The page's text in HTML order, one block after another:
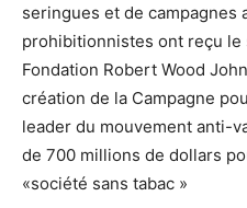
seringues et de campagnes
prohibitionnistes ont reçu
Fondation Robert Wood
création de la Campagne
leader du mouvement anti-
de 700 millions de dollars
«société sans tabac »